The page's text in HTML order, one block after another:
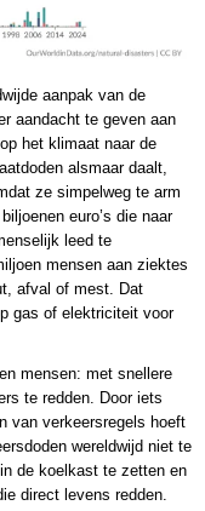
aanpak van de
aandacht te geven aan
het klimaat naar de
alsmaar daalt,
ze simpelweg te arm
euro’s die naar
leed te
mensen aan ziektes
afval of mest. Dat
gas of elektriciteit voor
mensen: met snellere
te redden. Door iets
van verkeersregels hoeft
wereldwijd niet te
de koelkast te zetten en
direct levens redden.